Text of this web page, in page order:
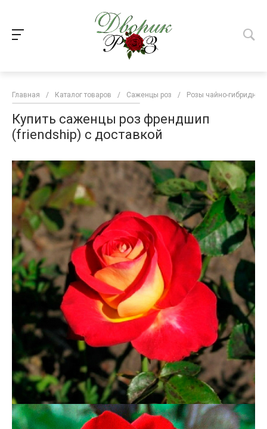
Главная / Каталог товаров / Саженцы роз / Розы чайно-гибридные
Купить саженцы роз френдшип
(friendship) с доставкой